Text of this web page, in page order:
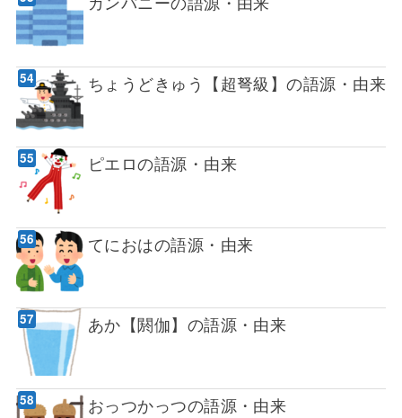
ちょうどきゅう【超弩級】の語源・由来
ピエロの語源・由来
てにおはの語源・由来
あか【閼伽】の語源・由来
おっつかっつの語源・由来